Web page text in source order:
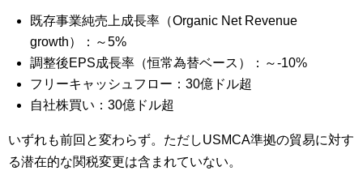
既存事業純売上成長率（Organic Net Revenue
growth）：～5%
調整後EPS成長率（恒常為替ベース）：～-10%
フリーキャッシュフロー：30億ドル超
自社株買い：30億ドル超
いずれも前回と変わらず。ただしUSMCA準拠の貿易に対す
る潜在的な関税変更は含まれていない。